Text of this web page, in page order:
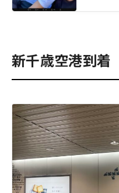
新千歳空港到着